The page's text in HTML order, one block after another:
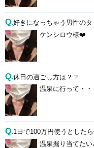
Q.好きになっちゃう男性のタ
ケンシロウ様❤️
Q.休日の過ごし方は？？
温泉に行って・
Q.1日で100万円使うとした
温泉掘り当てた